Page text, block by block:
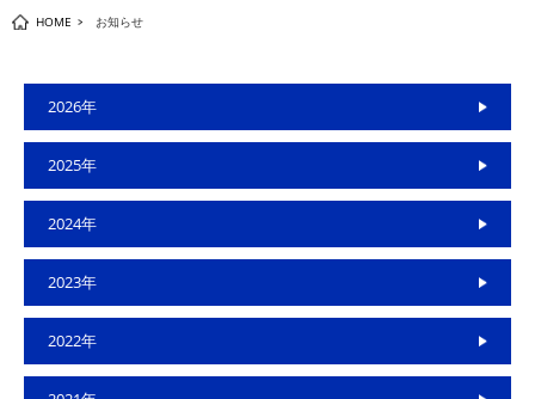
HOME お知らせ
2026年
2025年
2024年
2023年
2022年